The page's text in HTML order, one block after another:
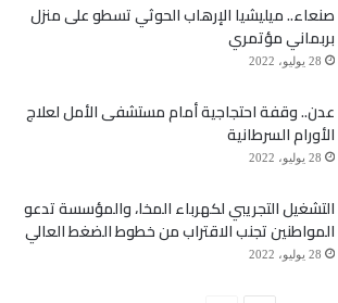
صنعاء.. ميليشيا الإرهاب الحوثي تسطو على منزل
بربماني مؤتمري
28 يوليو، 2022
عدن.. وقفة احتجاجية أمام مستشفى الأمل لعلاج
الأورام السرطانية
28 يوليو، 2022
التشغيل التجريبي لكهرباء المخا، والمؤسسة تدعو
المواطنين تجنب الاقتراب من خطوط الضغط العالي
28 يوليو، 2022